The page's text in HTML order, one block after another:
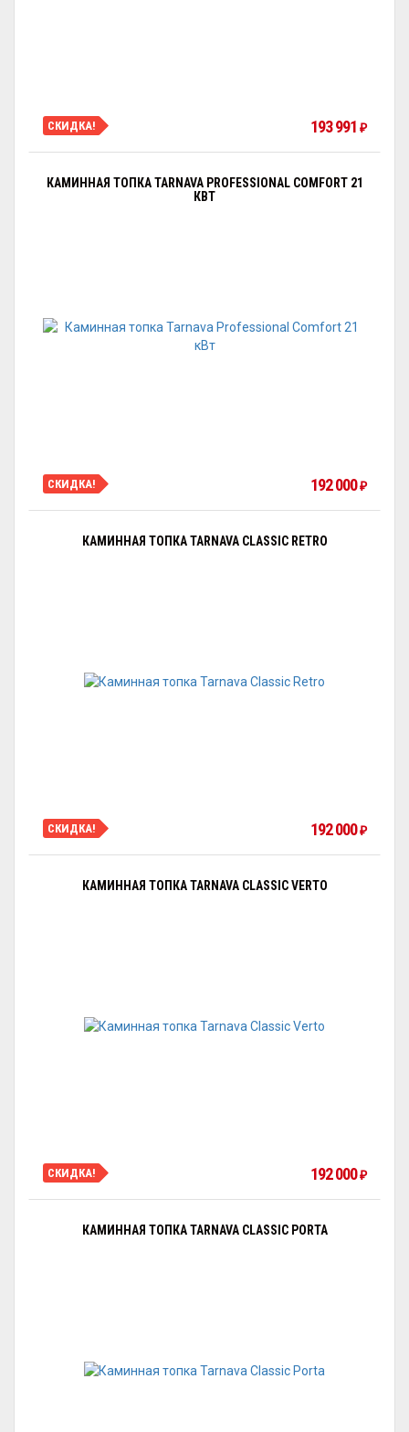
СКИДКА! 193 991 ₽
КАМИННАЯ ТОПКА TARNAVA PROFESSIONAL COMFORT 21
КВТ
СКИДКА! 192 000₽
КАМИННАЯ ТОПКА TARNAVA CLASSIC RETRO
СКИДКА! 192 000₽
КАМИННАЯ ТОПКА TARNAVA CLASSIC VERTO
СКИДКА! 192 000₽
КАМИННАЯ ТОПКА TARNAVA CLASSIC PORTA